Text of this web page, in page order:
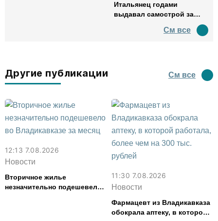
Итальянец годами
выдавал самострой за
водил туда туристов
См все
Другие публикации См все
12:13 7.08.2026
Новости
Вторичное жилье
незначительно подешевело
11:30 7.08.2026
Новости
Фармацевт из Владикавказа
обокрала аптеку, в которой